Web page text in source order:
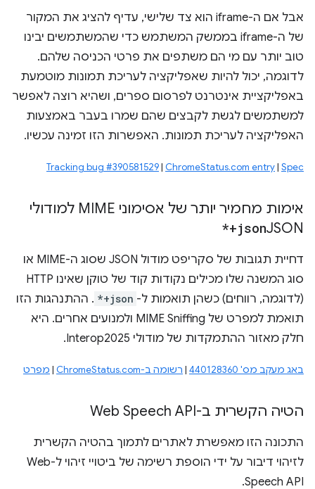
אבל אם ה-iframe הוא צד שלישי, עדיף להציג את המקור
של ה-iframe בממשק המשתמש כדי שהמשתמשים יבינו
טוב יותר עם מי הם משתפים את פרטי הכניסה שלהם.
לדוגמה, יכול להיות שאפליקציה לעריכת תמונות מוטמעת
באפליקציית אינטרנט לפרסום ספרים, ושהיא רוצה לאפשר
למשתמשים לגשת לקבצים שהם שמרו בעבר באמצעות
האפליקציה לעריכת תמונות. האפשרות הזו זמינה עכשיו.
Tracking bug #390581529| ChromeStatus.com entry| Spec
אימות מחמיר יותר של אסימוני MIME למודולי
JSON
*+json
דחיית תגובות של סקריפט מודול JSON שסוג ה-MIME או
סוג המשנה שלו מכילים נקודות קוד של טוקן שאינו HTTP
(לדוגמה, רווחים) כשהן תואמות ל- *+json . ההתנהגות הזו
תואמת למפרט של MIME Sniffing ולמנועים אחרים. היא
חלק מאזור ההתמקדות של מודולי Interop2025.
באג מעקב מס' 440128360 | רשומה ב-ChromeStatus.com | מפרט
הטיה הקשרית ב-Web Speech API
התכונה הזו מאפשרת לאתרים לתמוך בהטיה הקשרית
לזיהוי דיבור על ידי הוספת רשימה של ביטויי זיהוי ל-Web
Speech API.